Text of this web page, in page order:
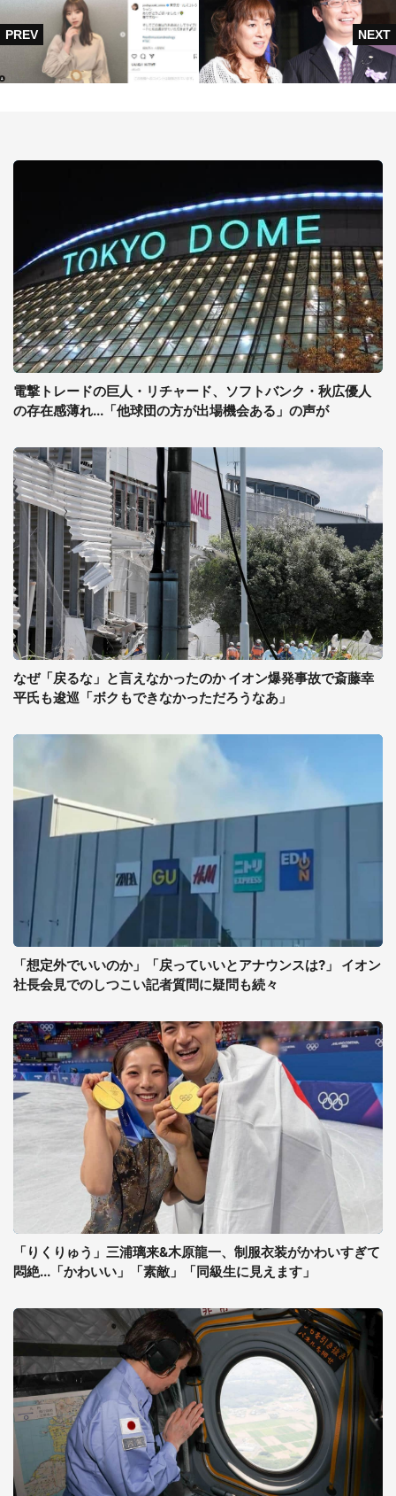
電撃トレードの巨人・リチャード、ソフトバンク・秋広優人
の存在感薄れ...「他球団の方が出場機会ある」の声が
なぜ「戻るな」と言えなかったのか イオン爆発事故で斎藤幸
平氏も逡巡「ボクもできなかっただろうなあ」
「想定外でいいのか」「戻っていいとアナウンスは?」 イオン
社長会見でのしつこい記者質問に疑問も続々
「りくりゅう」三浦璃来&木原龍一、制服衣装がかわいすぎて
悶絶...「かわいい」「素敵」「同級生に見えます」